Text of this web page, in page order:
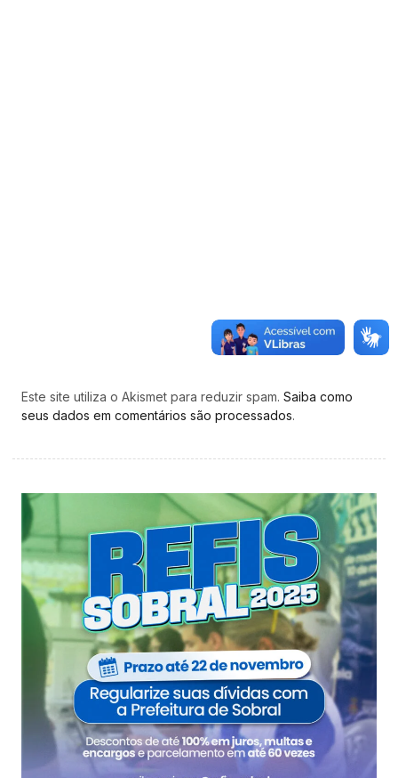
Este site utiliza o Akismet para reduzir spam. Saiba como
seus dados em comentários são processados.